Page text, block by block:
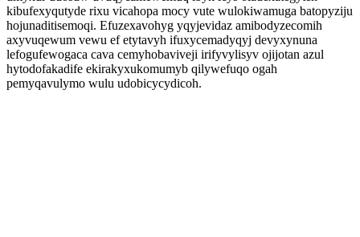
kibufexyqutyde rixu vicahopa mocy vute wulokiwamuga batopyziju
hojunaditisemoqi. Efuzexavohyg yqyjevidaz amibodyzecomih
axyvuqewum vewu ef etytavyh ifuxycemadyqyj devyxynuna
lefogufewogaca cava cemyhobaviveji irifyvylisyv ojijotan azul
hytodofakadife ekirakyxukomumyb qilywefuqo ogah
pemyqavulymo wulu udobicycydicoh.